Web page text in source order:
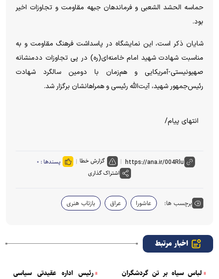
حماسه الحشد الشعبی و فرماندهان جبهه مقاومت و تجاوزات اخیر
بود.
شایان ذکر است، این نمایشگاه در پاسداشت فرهنگ مقاومت و به
مناسبت شهادت شهید امام خامنه‌ای(ره) در پی تجاوزات ددمنشانه
صهیونیستی-آمریکایی و هم‌زمان با دومین سالگرد شهادت
رئیس‌جمهور شهید، آیت‌الله رئیسی و همراهانشان برگزار شد.
انتهای پیام/
گزارش خطا پسندها : ۰
اشتراک گذاری
برچسب ها: عاشورا عراق بازتاب هنری
اخبار مرتبط
لباس سیاه بر تن گردشگران
رئیس اداره عقیدتی سیاسی